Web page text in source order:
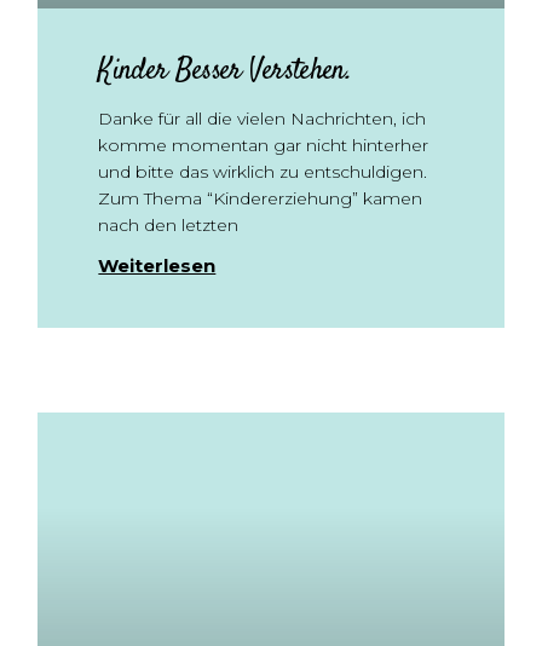
Kinder Besser Verstehen.
Danke für all die vielen Nachrichten, ich
komme momentan gar nicht hinterher
und bitte das wirklich zu entschuldigen.
Zum Thema “Kindererziehung” kamen
nach den letzten
Weiterlesen